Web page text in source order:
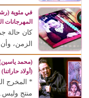
في مئوية
المهرجانات
كان حالة
الزمن،
(محمد
(أولاد حاراتنا)
* المخرج
منتج